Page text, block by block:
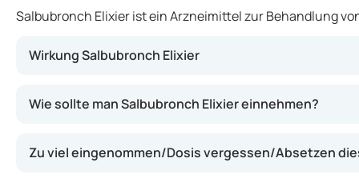
Salbubronch Elixier ist ein Arzneimittel zur Behandlung
Wirkung Salbubronch Elixier
Wie sollte man Salbubronch Elixier einnehmen?
Zu viel eingenommen/Dosis vergessen/Absetzen